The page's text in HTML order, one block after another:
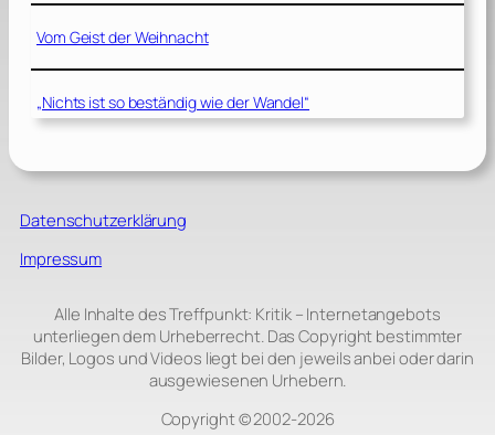
Vom Geist der Weihnacht
„Nichts ist so beständig wie der Wandel“
Datenschutzerklärung
Impressum
Alle Inhalte des Treffpunkt: Kritik – Internetangebots
unterliegen dem Urheberrecht. Das Copyright bestimmter
Bilder, Logos und Videos liegt bei den jeweils anbei oder darin
ausgewiesenen Urhebern.
Copyright © 2002‑2026